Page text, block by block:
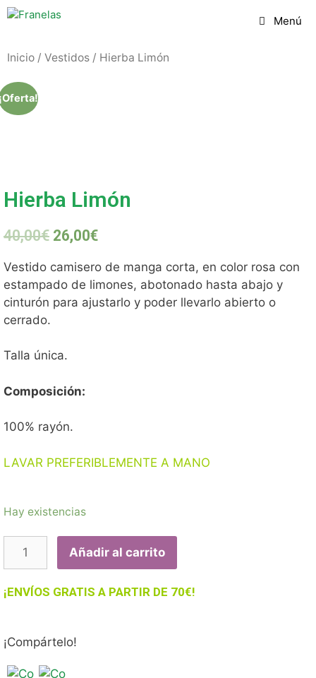
Menú
Inicio / Vestidos / Hierba Limón
Hierba Limón
40,00€ 26,00€
Vestido camisero de manga corta, en color rosa con
estampado de limones, abotonado hasta abajo y
cinturón para ajustarlo y poder llevarlo abierto o
cerrado.
Talla única.
Composición:
100% rayón.
LAVAR PREFERIBLEMENTE A MANO
Hay existencias
Añadir al carrito
¡ENVÍOS GRATIS A PARTIR DE 70€!
¡Compártelo!